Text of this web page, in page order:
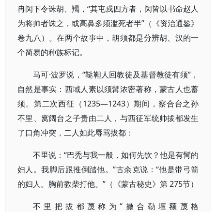
冉闵下令诛胡、羯，“其屯戍四方者，闵皆以书命赵人
为将帅者诛之，或高鼻多须滥死者半”（《资治通鉴》
卷九八）。在两个故事中，胡须都是分辨胡、汉的一
个简易的种族标记。
马可·波罗说，“鞑靼人回教徒及基督教徒有须”，
自然是事实：西域人素以须髯浓密著称，蒙古人也蓄
须。第二次西征（1235—1243）期间，察合台之孙
不里、窝阔台之子贵由二人，与西征军统帅拔都发生
了口角冲突，二人如此辱骂拔都：
不里说：“巴秃与我一般，如何先饮？他是有髯的
妇人。我脚后跟推倒踏他。”古余克说：“他是带弓箭
的妇人。胸前教柴打他。”（《蒙古秘史》第 275节）
不里把拔都蔑称为“撒合勒壇额蔑格